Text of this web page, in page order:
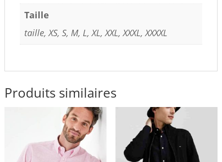
Taille
taille, XS, S, M, L, XL, XXL, XXXL, XXXXL
Produits similaires